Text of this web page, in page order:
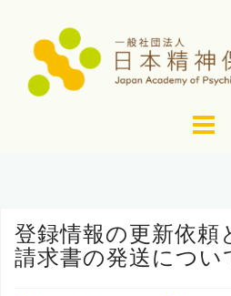
登録情報の更新依頼
請求書の発送につい